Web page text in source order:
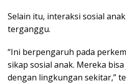
Selain itu, interaksi sosial
terganggu.
“Ini berpengaruh pada
sikap sosial anak. Mereka
dengan lingkungan sekitar,”